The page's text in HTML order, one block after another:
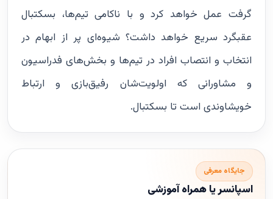
گرفت عمل خواهد کرد و با ناکامی تیم‌ها، بسکتبال
عقبگرد سریع خواهد داشت؟ شیوه‌ای پر از ابهام در
انتخاب و انتصاب افراد در تیم‌ها و بخش‌های فدراسیون
و مشاورانی که اولویت‌شان رفیق‌بازی و ارتباط
خویشاوندی است تا بسکتبال.
جایگاه معرفی
اسپانسر یا همراه آموزشی